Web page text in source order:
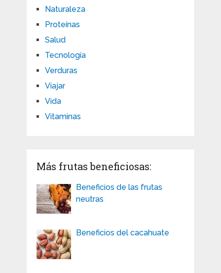
Naturaleza
Proteínas
Salud
Tecnología
Verduras
Viajar
Vida
Vitaminas
Más frutas beneficiosas:
Beneficios de las frutas
neutras
Beneficios del cacahuate